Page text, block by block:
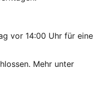
vor 14:00 Uhr für eine
Mehr unter